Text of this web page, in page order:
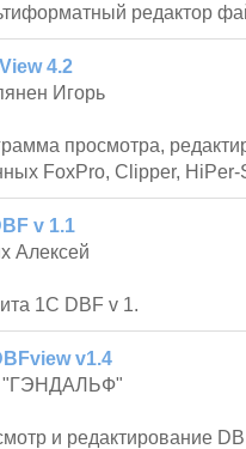
редактор
4.2
Игорь
просмотра,
FoxPro, Clipper, HiPer-
v 1.1
Алексей
1С DBF v 1.
v1.4
и редактирование